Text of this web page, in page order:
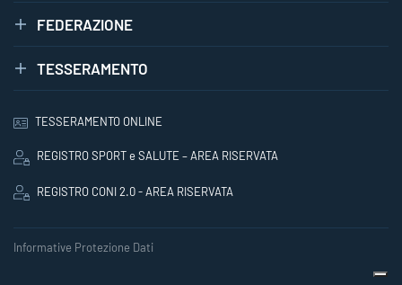
FEDERAZIONE
TESSERAMENTO
TESSERAMENTO ONLINE
REGISTRO SPORT e SALUTE – AREA RISERVATA
REGISTRO CONI 2.0 - AREA RISERVATA
Informative Protezione Dati